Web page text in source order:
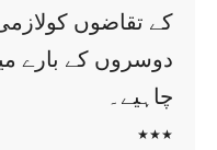
کے تقاضوں
دوسروں کے بارے
چاہیے۔
٭٭٭